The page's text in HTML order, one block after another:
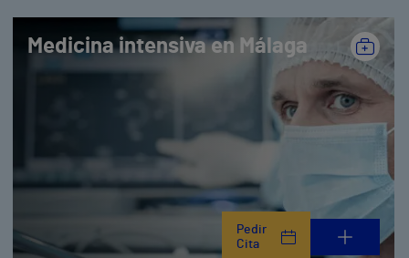
Medicina intensiva en Málaga
Pedir
Cita